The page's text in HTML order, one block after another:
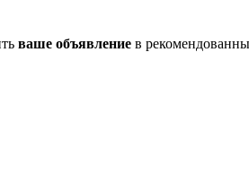
ваше объявление в